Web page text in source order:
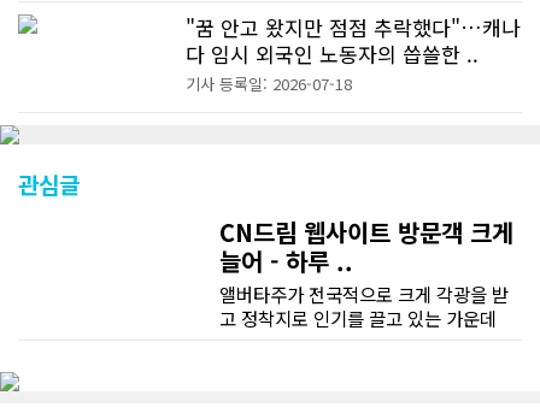
"꿈 안고 왔지만 점점 추락했다"…캐나
다 임시 외국인 노동자의 씁쓸한 ..
기사 등록일: 2026-07-18
관심글
CN드림 웹사이트 방문객 크게
늘어 - 하루 ..
앨버타주가 전국적으로 크게 각광을 받
고 정착지로 인기를 끌고 있는 가운데